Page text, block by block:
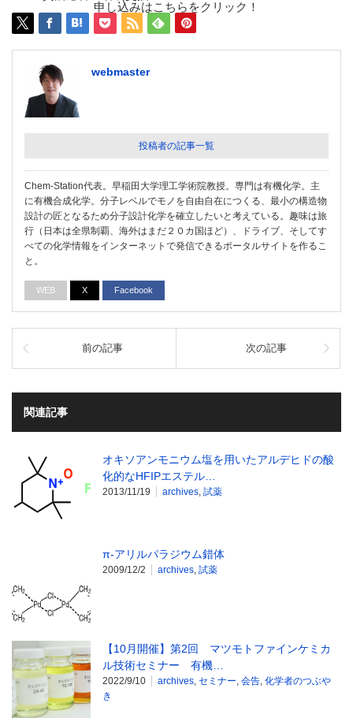
申し込みはこちらをクリック！
webmaster
投稿者の記事一覧
Chem-Station代表。早稲田大学理工学術院教授。専門は有機化学。主
に有機合成化学。分子レベルでモノを自由自在につくる、最小の構造物
設計の匠となるため分子設計化学を確立したいと考えている。趣味は旅
行（日本は全県制覇、海外はまだ２０カ国ほど）、ドライブ、そしてす
べての化学情報をインターネットで発信できるポータルサイトを作るこ
と。
WEB X Facebook
前の記事 次の記事
関連記事
オキソアンモニウム塩を用いたアルデヒドの酸
化的なHFIPエステル…
2013/11/19 archives, 試薬
π-アリルパラジウム錯体
2009/12/2 archives, 試薬
【10月開催】第2回 マツモトファインケミカ
ル技術セミナー 有機…
2022/9/10 archives, セミナー, 会告, 化学者のつぶや
き